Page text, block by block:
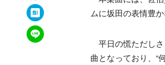
はてなブックマーク
LINEで送る
ムに坂田の表情豊
平日の慌ただしさ
曲となっており、“